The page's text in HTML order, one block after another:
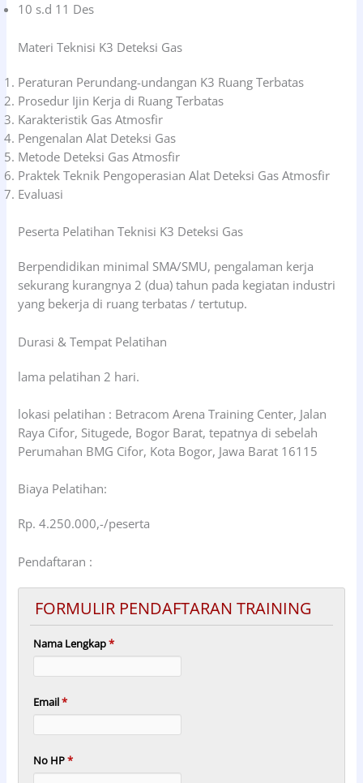
10 s.d 11 Des
Materi Teknisi K3 Deteksi Gas
Peraturan Perundang-undangan K3 Ruang Terbatas
Prosedur Ijin Kerja di Ruang Terbatas
Karakteristik Gas Atmosfir
Pengenalan Alat Deteksi Gas
Metode Deteksi Gas Atmosfir
Praktek Teknik Pengoperasian Alat Deteksi Gas Atmosfir
Evaluasi
Peserta Pelatihan Teknisi K3 Deteksi Gas
Berpendidikan minimal SMA/SMU, pengalaman kerja
sekurang kurangnya 2 (dua) tahun pada kegiatan industri
yang bekerja di ruang terbatas / tertutup.
Durasi & Tempat Pelatihan
lama pelatihan 2 hari.
lokasi pelatihan : Betracom Arena Training Center, Jalan
Raya Cifor, Situgede, Bogor Barat, tepatnya di sebelah
Perumahan BMG Cifor, Kota Bogor, Jawa Barat 16115
Biaya Pelatihan:
Rp. 4.250.000,-/peserta
Pendaftaran :
FORMULIR PENDAFTARAN TRAINING
Nama Lengkap*
Email*
No HP*